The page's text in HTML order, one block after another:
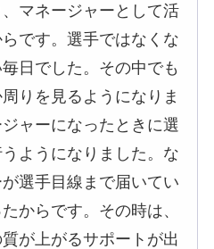
マネージャーとして活
です。選手ではなくな
日でした。その中でも
りを見るようになりま
ャーになったときに選
ようになりました。な
選手目線まで届いてい
からです。その時は、
が上がるサポートが出